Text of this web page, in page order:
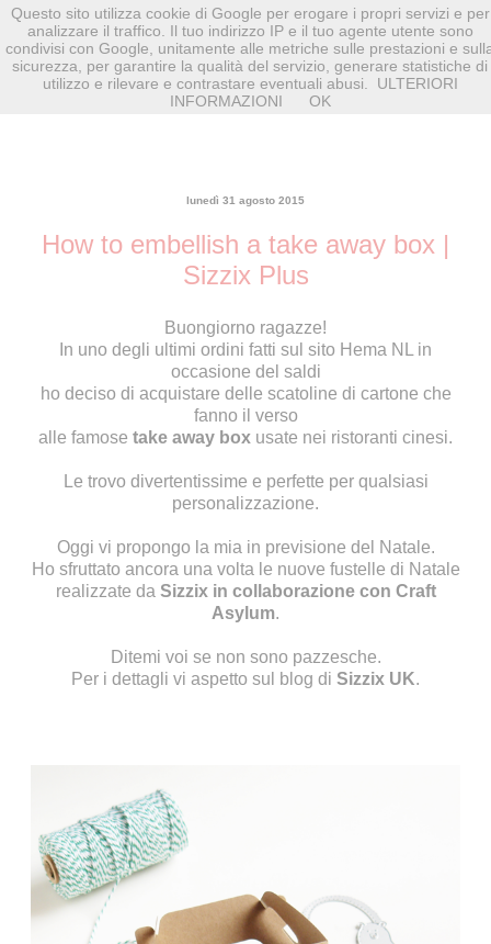
lunedì 31 agosto 2015
How to embellish a take away box |
Sizzix Plus
Buongiorno ragazze!
In uno degli ultimi ordini fatti sul sito Hema NL
in
occasione del saldi
ho deciso di acquistare delle scatoline di cartone che
fanno il verso
alle famose take away box usate nei ristoranti cinesi.
Le trovo divertentissime e perfette per qualsiasi
personalizzazione.
Oggi vi propongo la mia in previsione del Natale.
Ho sfruttato ancora una volta le nuove fustelle di Natale
realizzate da Sizzix in collaborazione con Craft
Asylum.
Ditemi voi se non sono pazzesche.
Per i dettagli vi aspetto sul blog di Sizzix UK.
Questo sito utilizza cookie di Google per erogare i propri servizi e per
analizzare il traffico. Il tuo indirizzo IP e il tuo agente utente sono
condivisi con Google, unitamente alle metriche sulle prestazioni e
sicurezza, per garantire la qualità del servizio, generare statistiche di
utilizzo e rilevare e contrastare eventuali abusi.
ULTERIORI
INFORMAZIONI
OK